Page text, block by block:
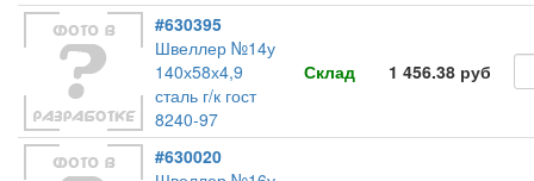
#630395
Швеллер №14у
140х58х4,9
сталь г/к гост
8240-97
Склад 1 456.38 руб
#630020